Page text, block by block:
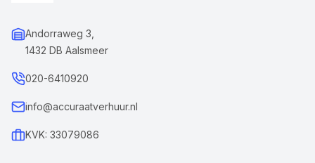
Andorraweg 3,
1432 DB Aalsmeer
020-6410920
info@accuraatverhuur.nl
KVK: 33079086